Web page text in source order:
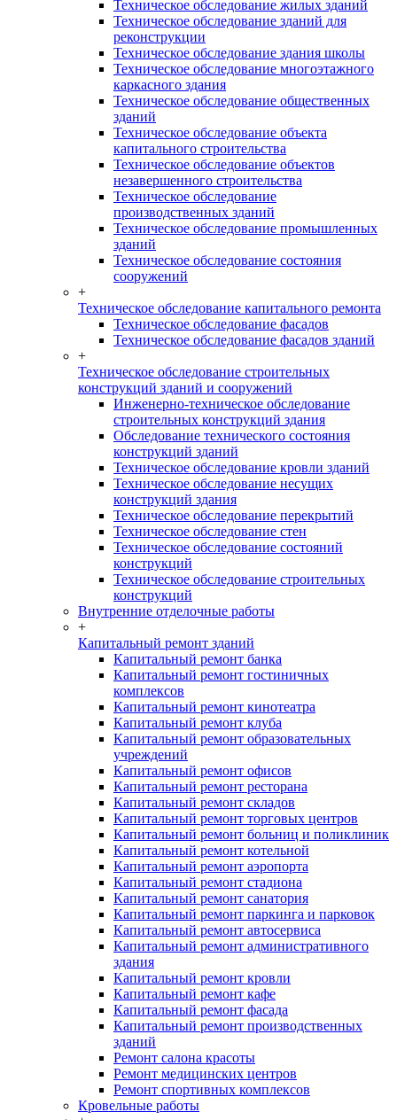
Техническое обследование жилых зданий
Техническое обследование зданий для
реконструкции
Техническое обследование здания школы
Техническое обследование многоэтажного
каркасного здания
Техническое обследование общественных
зданий
Техническое обследование объекта
капитального строительства
Техническое обследование объектов
незавершенного строительства
Техническое обследование
производственных зданий
Техническое обследование промышленных
зданий
Техническое обследование состояния
сооружений
+
Техническое обследование капитального ремонта
Техническое обследование фасадов
Техническое обследование фасадов зданий
+
Техническое обследование строительных
конструкций зданий и сооружений
Инженерно-техническое обследование
строительных конструкций здания
Обследование технического состояния
конструкций зданий
Техническое обследование кровли зданий
Техническое обследование несущих
конструкций здания
Техническое обследование перекрытий
Техническое обследование стен
Техническое обследование состояний
конструкций
Техническое обследование строительных
конструкций
Внутренние отделочные работы
+
Капитальный ремонт зданий
Капитальный ремонт банка
Капитальный ремонт гостиничных
комплексов
Капитальный ремонт кинотеатра
Капитальный ремонт клуба
Капитальный ремонт образовательных
учреждений
Капитальный ремонт офисов
Капитальный ремонт ресторана
Капитальный ремонт складов
Капитальный ремонт торговых центров
Капитальный ремонт больниц и поликлиник
Капитальный ремонт котельной
Капитальный ремонт аэропорта
Капитальный ремонт стадиона
Капитальный ремонт санатория
Капитальный ремонт паркинга и парковок
Капитальный ремонт автосервиса
Капитальный ремонт административного
здания
Капитальный ремонт кровли
Капитальный ремонт кафе
Капитальный ремонт фасада
Капитальный ремонт производственных
зданий
Ремонт салона красоты
Ремонт медицинских центров
Ремонт спортивных комплексов
Кровельные работы